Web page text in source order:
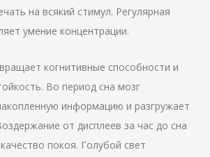
на всякий стимул. Регулярная
умение концентрации.
когнитивные способности и
Во период сна мозг
информацию и разгружает
от дисплеев за час до сна
покоя. Голубой свет